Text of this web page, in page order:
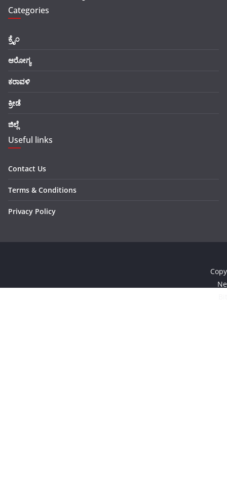
Categories
ಕ್ರೈಂ
ಆರೋಗ್ಯ
ಕರಾವಳಿ
ಕ್ರೀಡೆ
ಜಿಲ್ಲೆ
Useful links
Contact Us
Terms & Conditions
Privacy Policy